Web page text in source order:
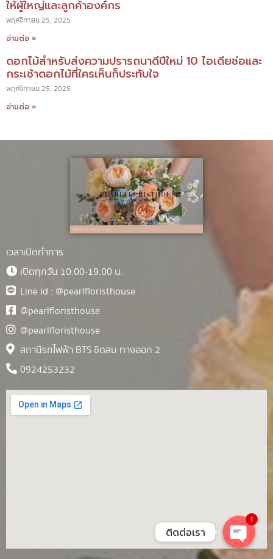
ให้ผู้ใหญ่และลูกค้าองค์กร
พฤศจิกายน 25, 2025
อ่านต่อ »
ดอกไม้สำหรับส่งความปรารถนาดีปีใหม่ 10 ไอเดียช่อและ
กระเช้าดอกไม้ที่ใครเห็นก็ประทับใจ
พฤศจิกายน 25, 2025
อ่านต่อ »
เวลาเปิดทำการ
เปิดทุกวัน 10.00-19.00 น.
Line id : @pearlfloristhouse
@pearlfloristhouse
@pearlfloristhouse
สถานีรถไฟฟ้า BTS ชิดลม ทางออก 2
0924253232
1
ติดต่อเรา